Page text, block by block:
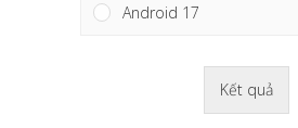
Android 17
Kết quả